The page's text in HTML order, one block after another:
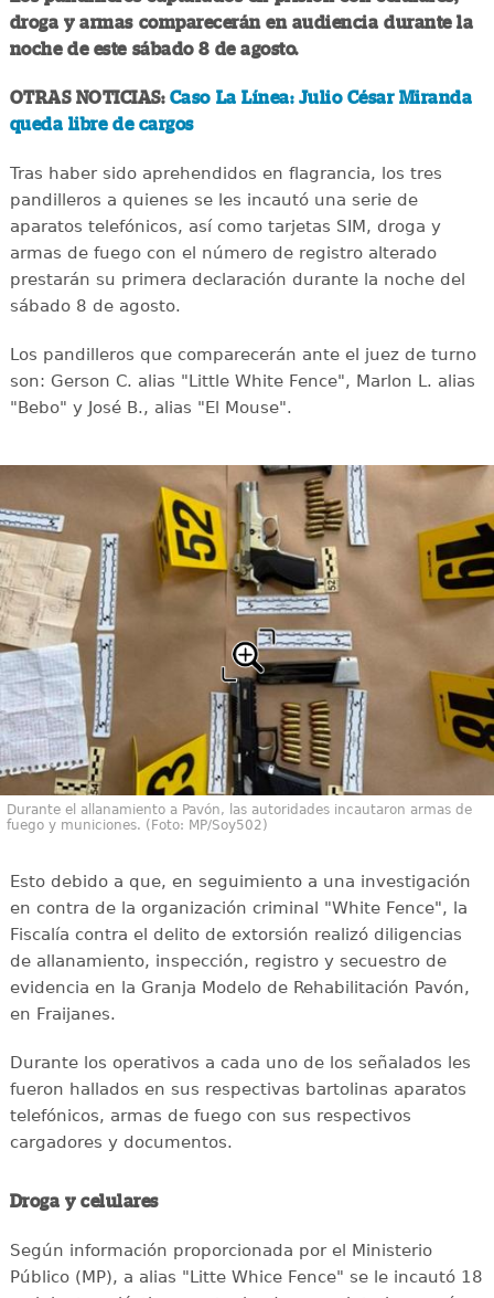
droga y armas comparecerán en audiencia durante la
noche de este sábado 8 de agosto.
OTRAS NOTICIAS: Caso La Línea: Julio César Miranda
queda libre de cargos
Tras haber sido aprehendidos en flagrancia, los tres
pandilleros a quienes se les incautó una serie de
aparatos telefónicos, así como tarjetas SIM, droga y
armas de fuego con el número de registro alterado
prestarán su primera declaración durante la noche del
sábado 8 de agosto.
Los pandilleros que comparecerán ante el juez de turno
son: Gerson C. alias "Little White Fence", Marlon L. alias
"Bebo" y José B., alias "El Mouse".
Durante el allanamiento a Pavón, las autoridades incautaron armas de
fuego y municiones. (Foto: MP/Soy502)
Esto debido a que, en seguimiento a una investigación
en contra de la organización criminal "White Fence", la
Fiscalía contra el delito de extorsión realizó diligencias
de allanamiento, inspección, registro y secuestro de
evidencia en la Granja Modelo de Rehabilitación Pavón,
en Fraijanes.
Durante los operativos a cada uno de los señalados les
fueron hallados en sus respectivas bartolinas aparatos
telefónicos, armas de fuego con sus respectivos
cargadores y documentos.
Droga y celulares
Según información proporcionada por el Ministerio
Público (MP), a alias "Litte Whice Fence" se le incautó 18